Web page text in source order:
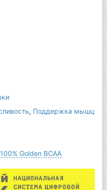
, Поддержка мышц
Golden BCAA